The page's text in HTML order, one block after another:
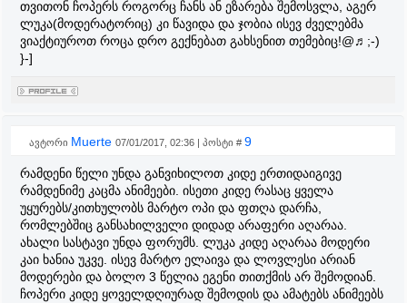
თვითონ ჩოპერს როგორც ჩანს ან ეზარება შემოსვლა, აგერ
ლუკა(მოდერატორიც) კი წავიდა და ჯობია ისევ ძველებმა
ვიაქტიუროთ როცა დრო გექნებათ გახსენით თემებიც!@♬;-)
}-]
ავტორი Muerte 07/01/2017, 02:36 | პოსტი # 9
რამდენი წელი უნდა განვიხილოთ კიდე ერთიდაიგივე
რამდენიმე კაცმა ანიმეები. ისეთი კიდე რასაც ყველა
უყურებს/კითხულობს მარტო ოპი და ფთღა დარჩა,
რომლებშიც განსახილველი დიდად არაფერი აღარაა.
ახალი სასტავი უნდა ფორუმს. ლუკა კიდე აღარაა მოდერი
კაი ხანია უკვე. ისევ მარტო ელაივა და ლოვლესი არიან
მოდერები და ბოლო 3 წელია ეგენი თითქმის არ შემოდიან.
ჩოპერი კიდე ყოველდღიურად შემოდის და ამატებს ანიმეებს